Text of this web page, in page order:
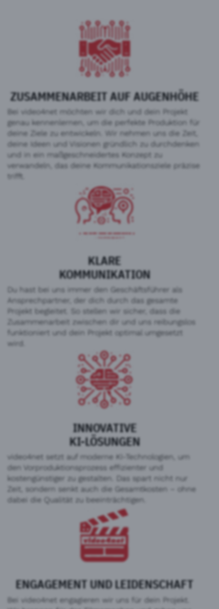
ZUSAMMENARBEIT AUF AUGENHÖHE
Bei video4net möchten wir dich und dein Projekt
genau kennenlernen, um die perfekte Produktion für
deine Ziele zu entwickeln. Wir nehmen uns die Zeit,
deine Ideen und Visionen gründlich zu durchdenken
und in ein maßgeschneidertes Konzept zu
verwandeln, das deine Kommunikationsziele präzise
trifft.
KLARE
KOMMUNIKATION
Du hast bei uns immer den Geschäftsführer als
Ansprechpartner, der dich durch das gesamte
Projekt begleitet. So stellen wir sicher, dass die
Zusammenarbeit zwischen dir und uns reibungslos
funktioniert und dein Projekt optimal umgesetzt
wird.
INNOVATIVE
KI-LÖSUNGEN
video4net setzt auf moderne KI-Technologien, um
den Vorproduktionsprozess effizienter und
kostengünstiger zu gestalten. Das spart nicht nur
Zeit, sondern senkt auch die Gesamtkosten – ohne
dabei die Qualität zu beeinträchtigen.
ENGAGEMENT UND LEIDENSCHAFT
Bei video4net engagieren wir uns für dein Projekt.